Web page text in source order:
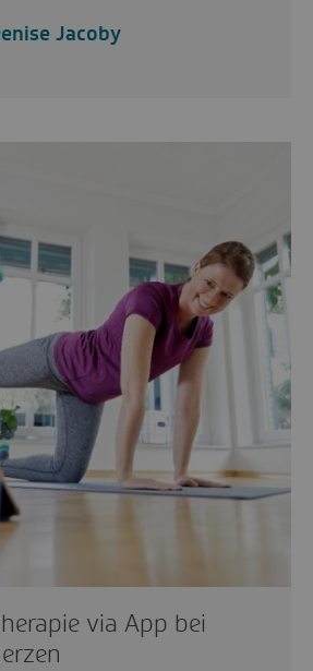
Jacoby
via App bei